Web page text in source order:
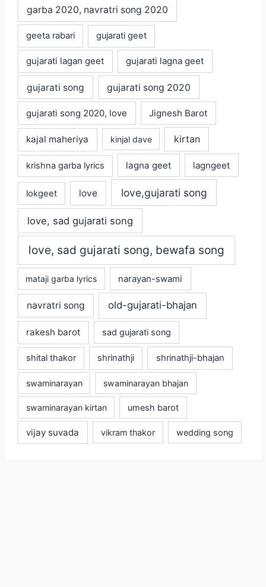
garba 2020, navratri song 2020
geeta rabari gujarati geet
gujarati lagan geet gujarati lagna geet
gujarati song gujarati song 2020
gujarati song 2020, love Jignesh Barot
kajal maheriya kinjal dave kirtan
krishna garba lyrics lagna geet lagngeet
lokgeet love love,gujarati song
love, sad gujarati song
love, sad gujarati song, bewafa song
mataji garba lyrics narayan-swami
navratri song old-gujarati-bhajan
rakesh barot sad gujarati song
shital thakor shrinathji shrinathji-bhajan
swaminarayan swaminarayan bhajan
swaminarayan kirtan umesh barot
vijay suvada vikram thakor wedding song